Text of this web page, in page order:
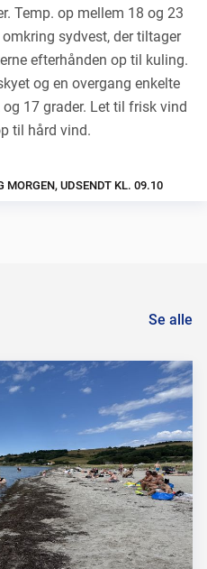
Temp. op mellem 18 og 23
sydvest, der tiltager
efterhånden op til kuling.
og en overgang enkelte
17 grader. Let til frisk vind
til hård vind.
MORGEN, UDSENDT KL. 09.10
Se alle